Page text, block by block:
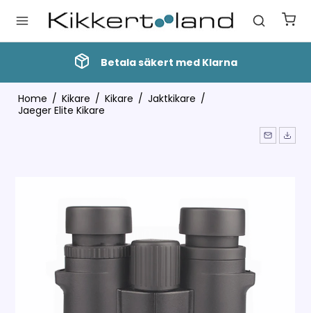
Betala säkert med Klarna
Home / Kikare / Kikare / Jaktkikare /
Jaeger Elite Kikare